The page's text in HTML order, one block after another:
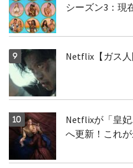
シーズン3：現
Netflix【ガス
Netflixが「皇
へ更新！これ